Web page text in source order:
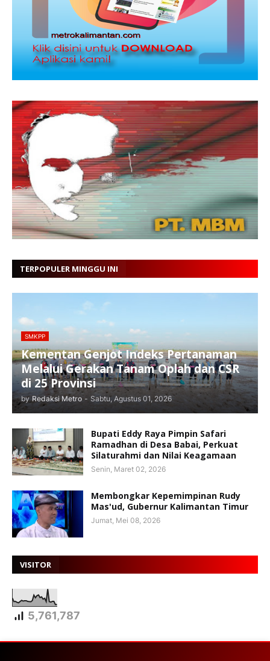
TERPOPULER MINGGU INI
SMKPP
Kementan Genjot Indeks Pertanaman
Melalui Gerakan Tanam Oplah dan CSR
di 25 Provinsi
by Redaksi Metro - Sabtu, Agustus 01, 2026
Bupati Eddy Raya Pimpin Safari
Ramadhan di Desa Babai, Perkuat
Silaturahmi dan Nilai Keagamaan
Senin, Maret 02, 2026
Membongkar Kepemimpinan Rudy
Mas'ud, Gubernur Kalimantan Timur
Jumat, Mei 08, 2026
VISITOR
5,761,787